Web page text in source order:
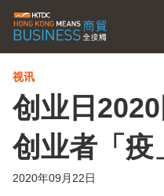
视讯
创业日
创业者「疫
2020年09月22日